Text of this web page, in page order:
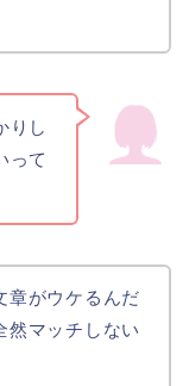
りし
って
章がウケるんだ
然マッチしない